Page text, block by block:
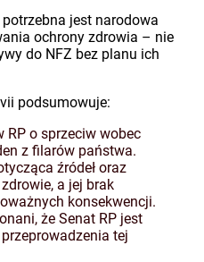
jest narodowa
ochrony zdrowia – nie
do NFZ bez planu ich
podsumowuje:
RP o sprzeciw wobec
z filarów państwa.
źródeł oraz
a jej brak
konsekwencji.
że Senat RP jest
tej